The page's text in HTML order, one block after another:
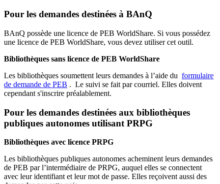
Pour les demandes destinées à BAnQ
BAnQ possède une licence de PEB WorldShare. Si vous possédez
une licence de PEB WorldShare, vous devez utiliser cet outil.
Bibliothèques sans licence de PEB WorldShare
Les bibliothèques soumettent leurs demandes à l’aide du formulaire
de demande de PEB . Le suivi se fait par courriel. Elles doivent
cependant s'inscrire préalablement.
Pour les demandes destinées aux bibliothèques
publiques autonomes utilisant PRPG
Bibliothèques avec licence PRPG
Les bibliothèques publiques autonomes acheminent leurs demandes
de PEB par l’intermédiaire de PRPG, auquel elles se connectent
avec leur identifiant et leur mot de passe. Elles reçoivent aussi des